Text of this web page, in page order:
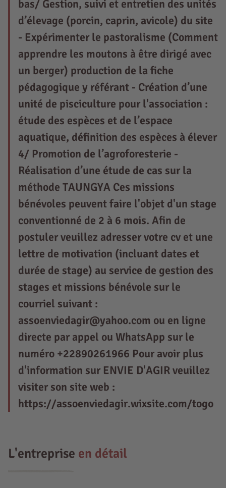
bas/ Gestion, suivi et entretien des unités
d’élevage (porcin, caprin, avicole) du site
- Expérimenter le pastoralisme (Comment
apprendre les moutons à être dirigé avec
un berger) production de la fiche
pédagogique y référant - Création d’une
unité de pisciculture pour l'association :
étude des espèces et de l’espace
aquatique, définition des espèces à élever
4/ Promotion de l’agroforesterie -
Réalisation d’une étude de cas sur la
méthode TAUNGYA Ces missions
bénévoles peuvent faire l'objet d'un stage
conventionné de 2 à 6 mois. Afin de
postuler veuillez adresser votre cv et une
lettre de motivation (incluant dates et
durée de stage) au service de gestion des
stages et missions bénévole sur le
courriel suivant :
assoenviedagir@yahoo.com ou en ligne
directe par appel ou WhatsApp sur le
numéro +22890261966 Pour avoir plus
d'information sur ENVIE D'AGIR veuillez
visiter son site web :
https://assoenviedagir.wixsite.com/togo
L'entreprise en détail